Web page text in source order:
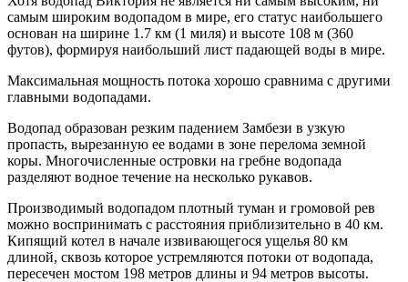
самым широким водопадом в мире, его статус наибольшего
основан на ширине 1.7 км (1 миля) и высоте 108 м (360
футов), формируя наибольший лист падающей воды в мире.
Максимальная мощность потока хорошо сравнима с другими
главными водопадами.
Водопад образован резким падением Замбези в узкую
пропасть, вырезанную ее водами в зоне перелома земной
коры. Многочисленные островки на гребне водопада
разделяют водное течение на несколько рукавов.
Производимый водопадом плотный туман и громовой рев
можно воспринимать с расстояния приблизительно в 40 км.
Кипящий котел в начале извивающегося ущелья 80 км
длиной, сквозь которое устремляются потоки от водопада,
пересечен мостом 198 метров длины и 94 метров высоты.